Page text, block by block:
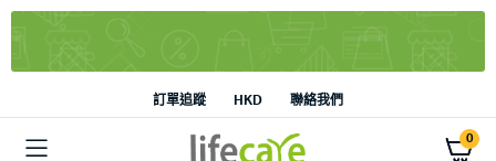
訂單追蹤 HKD 聯絡我們
0